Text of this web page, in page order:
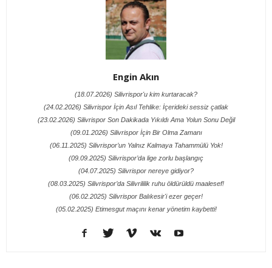
Engin Akın
(18.07.2026) Silivrispor'u kim kurtaracak?
(24.02.2026) Silivrispor İçin Asıl Tehlike: İçerideki sessiz çatlak
(23.02.2026) Silivrispor Son Dakikada Yıkıldı Ama Yolun Sonu Değil
(09.01.2026) Silivrispor İçin Bir Olma Zamanı
(06.11.2025) Silivrispor’un Yalnız Kalmaya Tahammülü Yok!
(09.09.2025) Silivrispor’da lige zorlu başlangıç
(04.07.2025) Silivrispor nereye gidiyor?
(08.03.2025) Silivrispor’da Silivrililik ruhu öldürüldü maalesef!
(06.02.2025) Silivrispor Balıkesir'i ezer geçer!
(05.02.2025) Etimesgut maçını kenar yönetim kaybetti!